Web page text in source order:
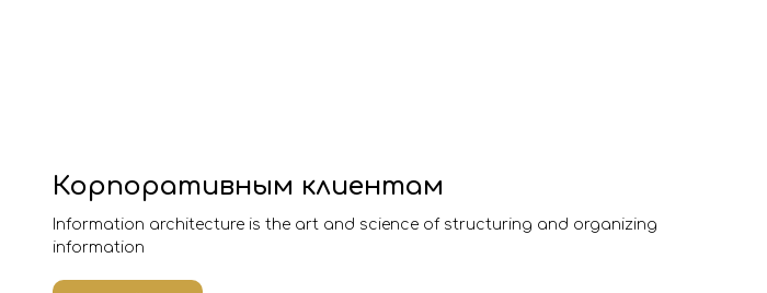
Корпоративным клиентам
Information architecture is the art and science of structuring and organizing
information